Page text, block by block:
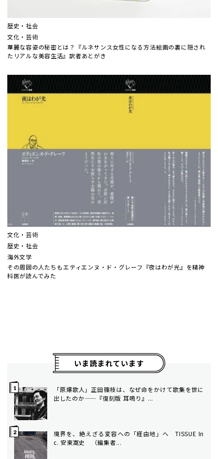
歴史・社会
文化・芸術
華麗な容姿の秘密とは？『ルネサンス女性になる方法――絵画の裏に隠され
たリアルな美容生活』訳者あとがき
文化・芸術
歴史・社会
海外文学
その周囲の人たちも――エティエンヌ・ド・グレーフ『夜はわが光』を精神
科医が読んでみた
いま読まれています
「原爆歌人」正田篠枝は、なぜ命をかけて歌集を世に
出したのか——『復刻版 耳鳴り』...
境界を、絶えざる変容への「経由地」へ TISSUE In
c. 安東嵩史 （編集者...